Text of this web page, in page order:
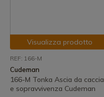
Visualizza prodotto
REF: 166-M
Cudeman
166-M Tonka Ascia da caccia
e sopravvivenza Cudeman